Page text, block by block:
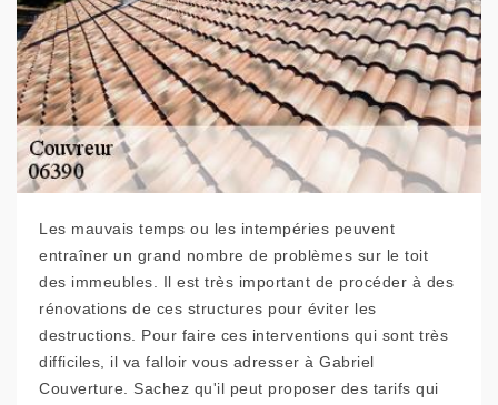
Les mauvais temps ou les intempéries peuvent
entraîner un grand nombre de problèmes sur le toit
des immeubles. Il est très important de procéder à des
rénovations de ces structures pour éviter les
destructions. Pour faire ces interventions qui sont très
difficiles, il va falloir vous adresser à Gabriel
Couverture. Sachez qu'il peut proposer des tarifs qui